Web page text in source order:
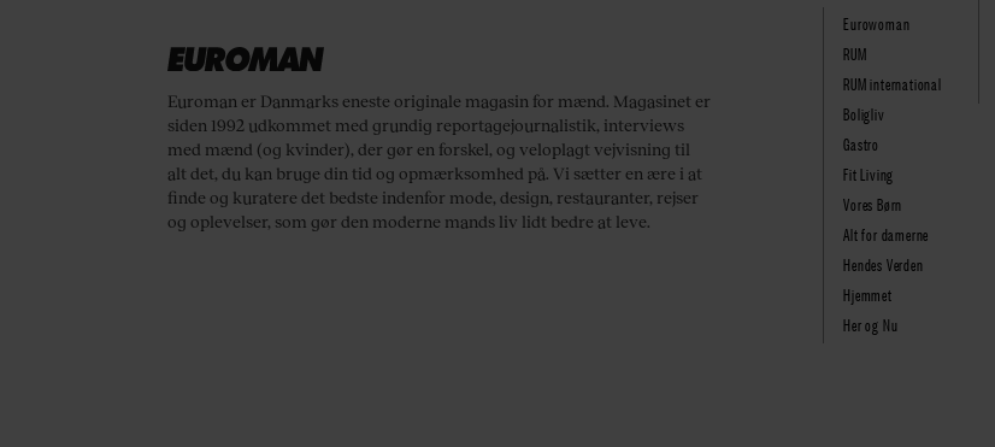
Euroman er Danmarks eneste originale magasin for mænd. Magasinet er
siden 1992 udkommet med grundig reportagejournalistik, interviews
med mænd (og kvinder), der gør en forskel, og veloplagt vejvisning til
alt det, du kan bruge din tid og opmærksomhed på. Vi sætter en ære i at
finde og kuratere det bedste indenfor mode, design, restauranter, rejser
og oplevelser, som gør den moderne mands liv lidt bedre at leve.
Eurowoman
RUM
RUM international
Boligliv
Gastro
Fit Living
Vores Børn
Alt for damerne
Hendes Verden
Hjemmet
Her og Nu